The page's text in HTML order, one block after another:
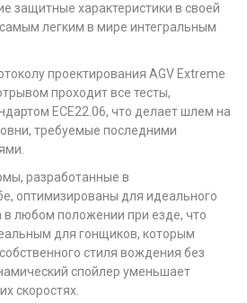
защитные характеристики в своей
легким в мире интегральным
проектирования AGV Extreme
проходит все тесты,
ECE22.06, что делает шлем на
требуемые последними
разработанные в
оптимизированы для идеального
в любом положении при езде, что
для гонщиков, которым
стиля вождения без
спойлер уменьшает
скоростях.